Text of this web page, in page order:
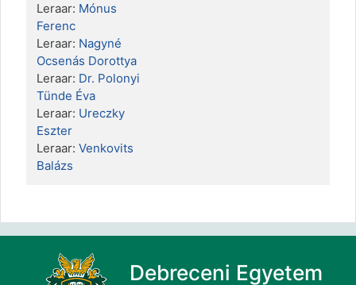
Leraar: Mónus
Ferenc
Leraar: Nagyné
Ocsenás Dorottya
Leraar: Dr. Polonyi
Tünde Éva
Leraar: Ureczky
Eszter
Leraar: Venkovits
Balázs
Debreceni Egyetem